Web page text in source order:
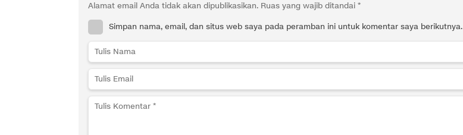
Alamat email Anda tidak akan dipublikasikan. Ruas yang wajib ditandai *
Simpan nama, email, dan situs web saya pada peramban ini untuk komentar saya berikutnya.